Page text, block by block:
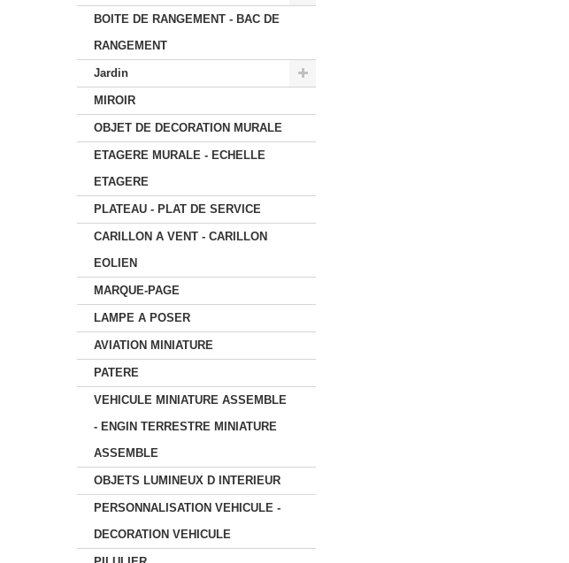
BOITE DE RANGEMENT - BAC DE
RANGEMENT
Jardin
MIROIR
OBJET DE DECORATION MURALE
ETAGERE MURALE - ECHELLE
ETAGERE
PLATEAU - PLAT DE SERVICE
CARILLON A VENT - CARILLON
EOLIEN
MARQUE-PAGE
LAMPE A POSER
AVIATION MINIATURE
PATERE
VEHICULE MINIATURE ASSEMBLE
- ENGIN TERRESTRE MINIATURE
ASSEMBLE
OBJETS LUMINEUX D INTERIEUR
PERSONNALISATION VEHICULE -
DECORATION VEHICULE